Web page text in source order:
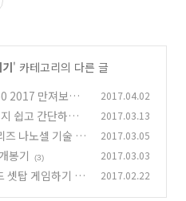
' 카테고리의 다른 글
2017 만져보기
2017.04.02
쉽고 간단하게
2017.03.13
즈 나노셀 기술 슈
2017.03.05
봉기 (3) 2017.03.03
셋탑 게임하기 안
2017.02.22